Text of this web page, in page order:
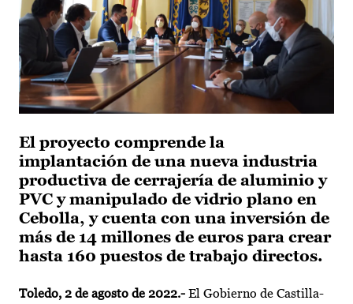
El proyecto comprende la
implantación de una nueva industria
productiva de cerrajería de aluminio y
PVC y manipulado de vidrio plano en
Cebolla, y cuenta con una inversión de
más de 14 millones de euros para crear
hasta 160 puestos de trabajo directos.
Toledo, 2 de agosto de 2022.- El Gobierno de Castilla-